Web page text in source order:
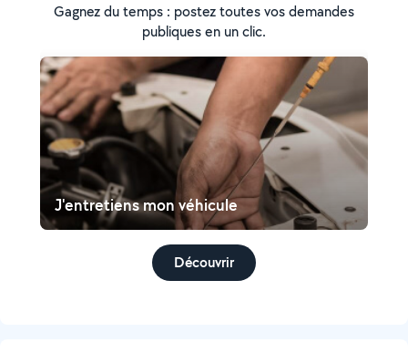
Gagnez du temps : postez toutes vos demandes
publiques en un clic.
J'entretiens mon véhicule
Découvrir